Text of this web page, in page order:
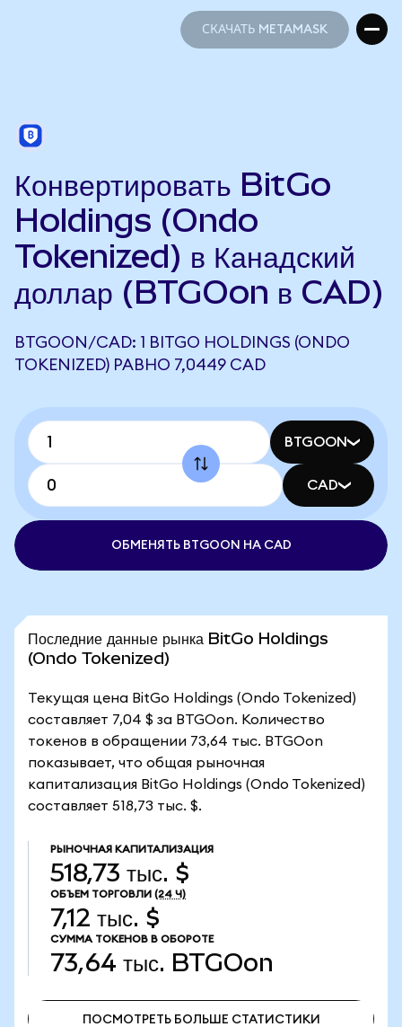
СКАЧАТЬ METAMASK
Конвертировать BitGo
Holdings (Ondo
Tokenized) в Канадский
доллар (BTGOon в CAD)
BTGOON/CAD: 1 BITGO HOLDINGS (ONDO
TOKENIZED) РАВНО 7,0449 CAD
BTGOON
CAD
ОБМЕНЯТЬ BTGOON НА CAD
Последние данные рынка BitGo Holdings
(Ondo Tokenized)
Текущая цена BitGo Holdings (Ondo Tokenized)
составляет 7,04 $ за BTGOon. Количество
токенов в обращении 73,64 тыс. BTGOon
показывает, что общая рыночная
капитализация BitGo Holdings (Ondo Tokenized)
составляет 518,73 тыс. $.
РЫНОЧНАЯ КАПИТАЛИЗАЦИЯ
518,73 тыс. $
ОБЪЕМ ТОРГОВЛИ (24 Ч)
7,12 тыс. $
СУММА ТОКЕНОВ В ОБОРОТЕ
73,64 тыс. BTGOon
ПОСМОТРЕТЬ БОЛЬШЕ СТАТИСТИКИ